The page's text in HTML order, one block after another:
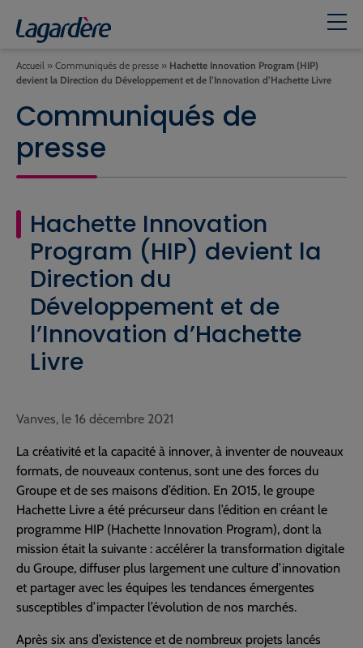
Accueil » Communiqués de presse » Hachette Innovation Program (HIP)
devient la Direction du Développement et de l’Innovation d’Hachette Livre
Communiqués de
presse
Hachette Innovation
Program (HIP) devient la
Direction du
Développement et de
l’Innovation d’Hachette
Livre
Vanves, le 16 décembre 2021
La créativité et la capacité à innover, à inventer de nouveaux
formats, de nouveaux contenus, sont une des forces du
Groupe et de ses maisons d’édition. En 2015, le groupe
Hachette Livre a été précurseur dans l’édition en créant le
programme HIP (Hachette Innovation Program), dont la
mission était la suivante : accélérer la transformation digitale
du Groupe, diffuser plus largement une culture d’innovation
et partager avec les équipes les tendances émergentes
susceptibles d’impacter l’évolution de nos marchés.
Après six ans d’existence et de nombreux projets lancés